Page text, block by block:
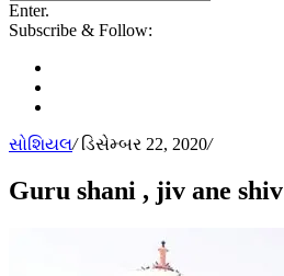
Enter.
Subscribe & Follow:
સોશિયલ/ડિસેમ્બર 22, 2020/
Guru shani , jiv ane shiv